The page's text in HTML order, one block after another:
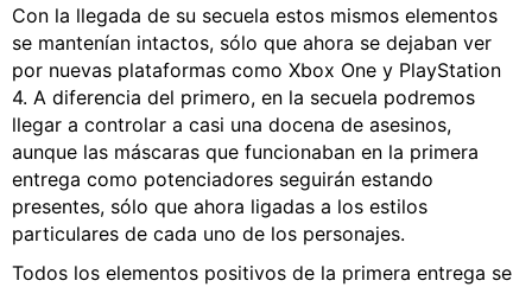
Con la llegada de su secuela estos mismos elementos
se mantenían intactos, sólo que ahora se dejaban ver
por nuevas plataformas como Xbox One y PlayStation
4. A diferencia del primero, en la secuela podremos
llegar a controlar a casi una docena de asesinos,
aunque las máscaras que funcionaban en la primera
entrega como potenciadores seguirán estando
presentes, sólo que ahora ligadas a los estilos
particulares de cada uno de los personajes.
Todos los elementos positivos de la primera entrega se